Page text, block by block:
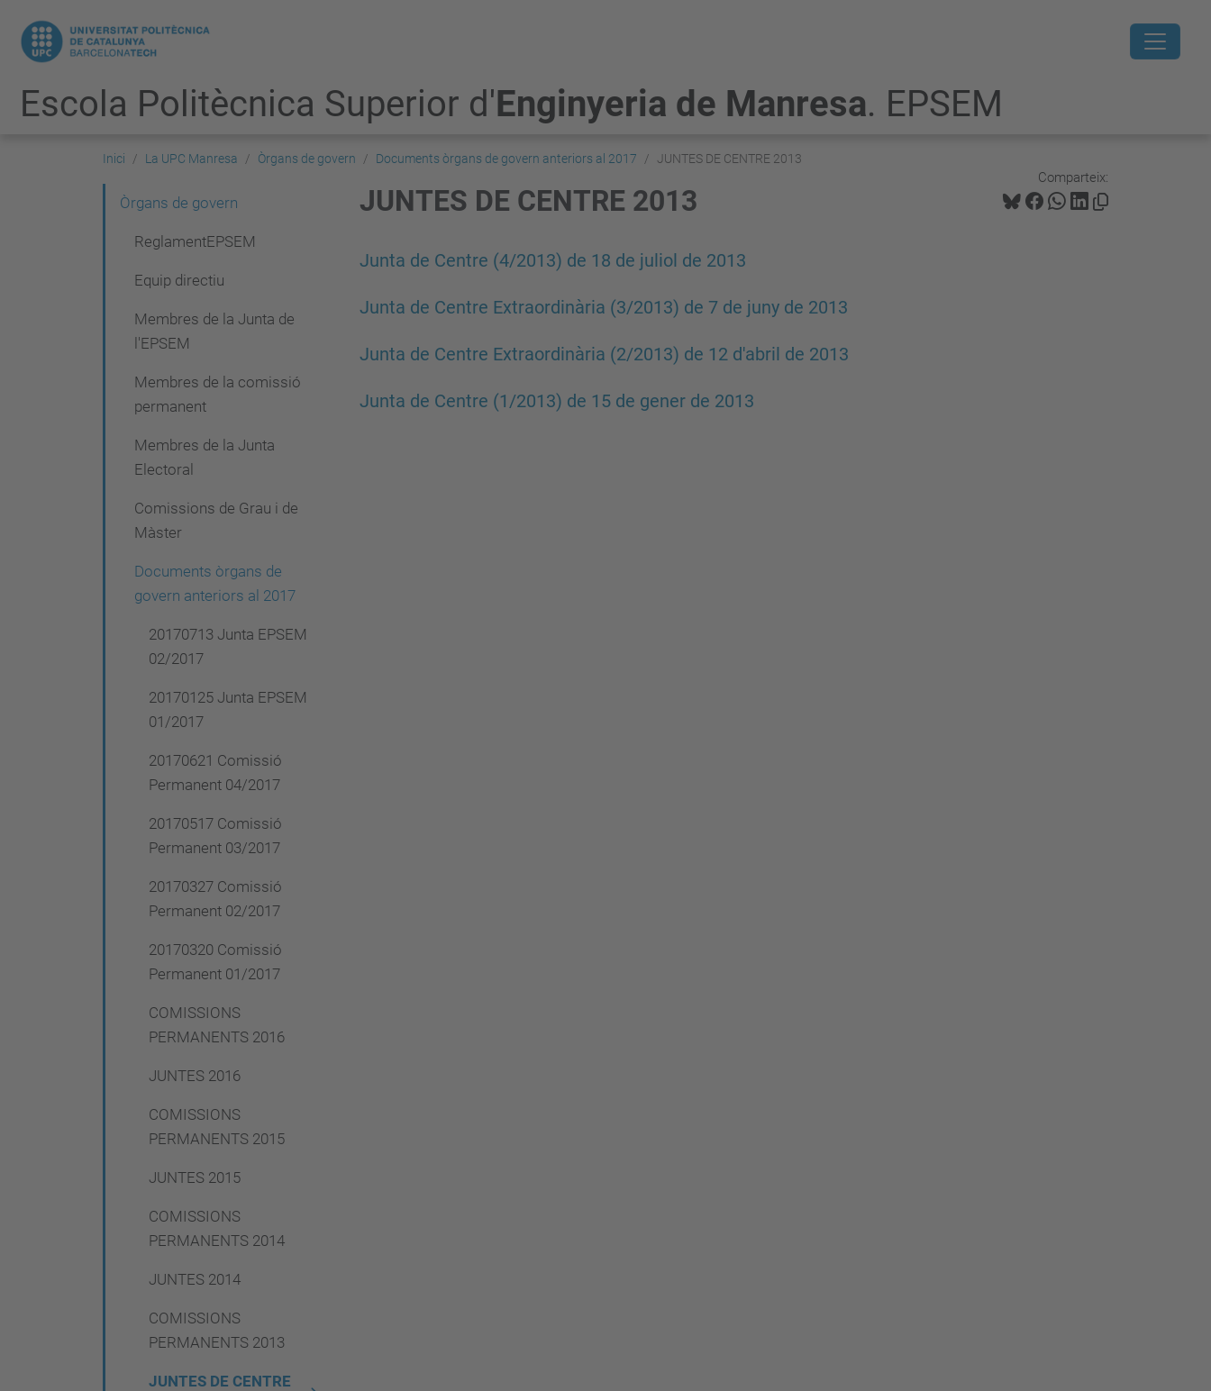
Escola Politècnica Superior d'Enginyeria de Manresa. EPSEM
Inici La UPC Manresa Òrgans de govern Documents òrgans de govern anteriors al 2017 JUNTES DE CENTRE 2013
Comparteix:
JUNTES DE CENTRE 2013
Junta de Centre (4/2013) de 18 de juliol de 2013
Junta de Centre Extraordinària (3/2013) de 7 de juny de 2013
Junta de Centre Extraordinària (2/2013) de 12 d'abril de 2013
Junta de Centre (1/2013) de 15 de gener de 2013
Òrgans de govern
ReglamentEPSEM
Equip directiu
Membres de la Junta de
l'EPSEM
Membres de la comissió
permanent
Membres de la Junta
Electoral
Comissions de Grau i de
Màster
Documents òrgans de
govern anteriors al 2017
20170713 Junta EPSEM
02/2017
20170125 Junta EPSEM
01/2017
20170621 Comissió
Permanent 04/2017
20170517 Comissió
Permanent 03/2017
20170327 Comissió
Permanent 02/2017
20170320 Comissió
Permanent 01/2017
COMISSIONS
PERMANENTS 2016
JUNTES 2016
COMISSIONS
PERMANENTS 2015
JUNTES 2015
COMISSIONS
PERMANENTS 2014
JUNTES 2014
COMISSIONS
PERMANENTS 2013
JUNTES DE CENTRE